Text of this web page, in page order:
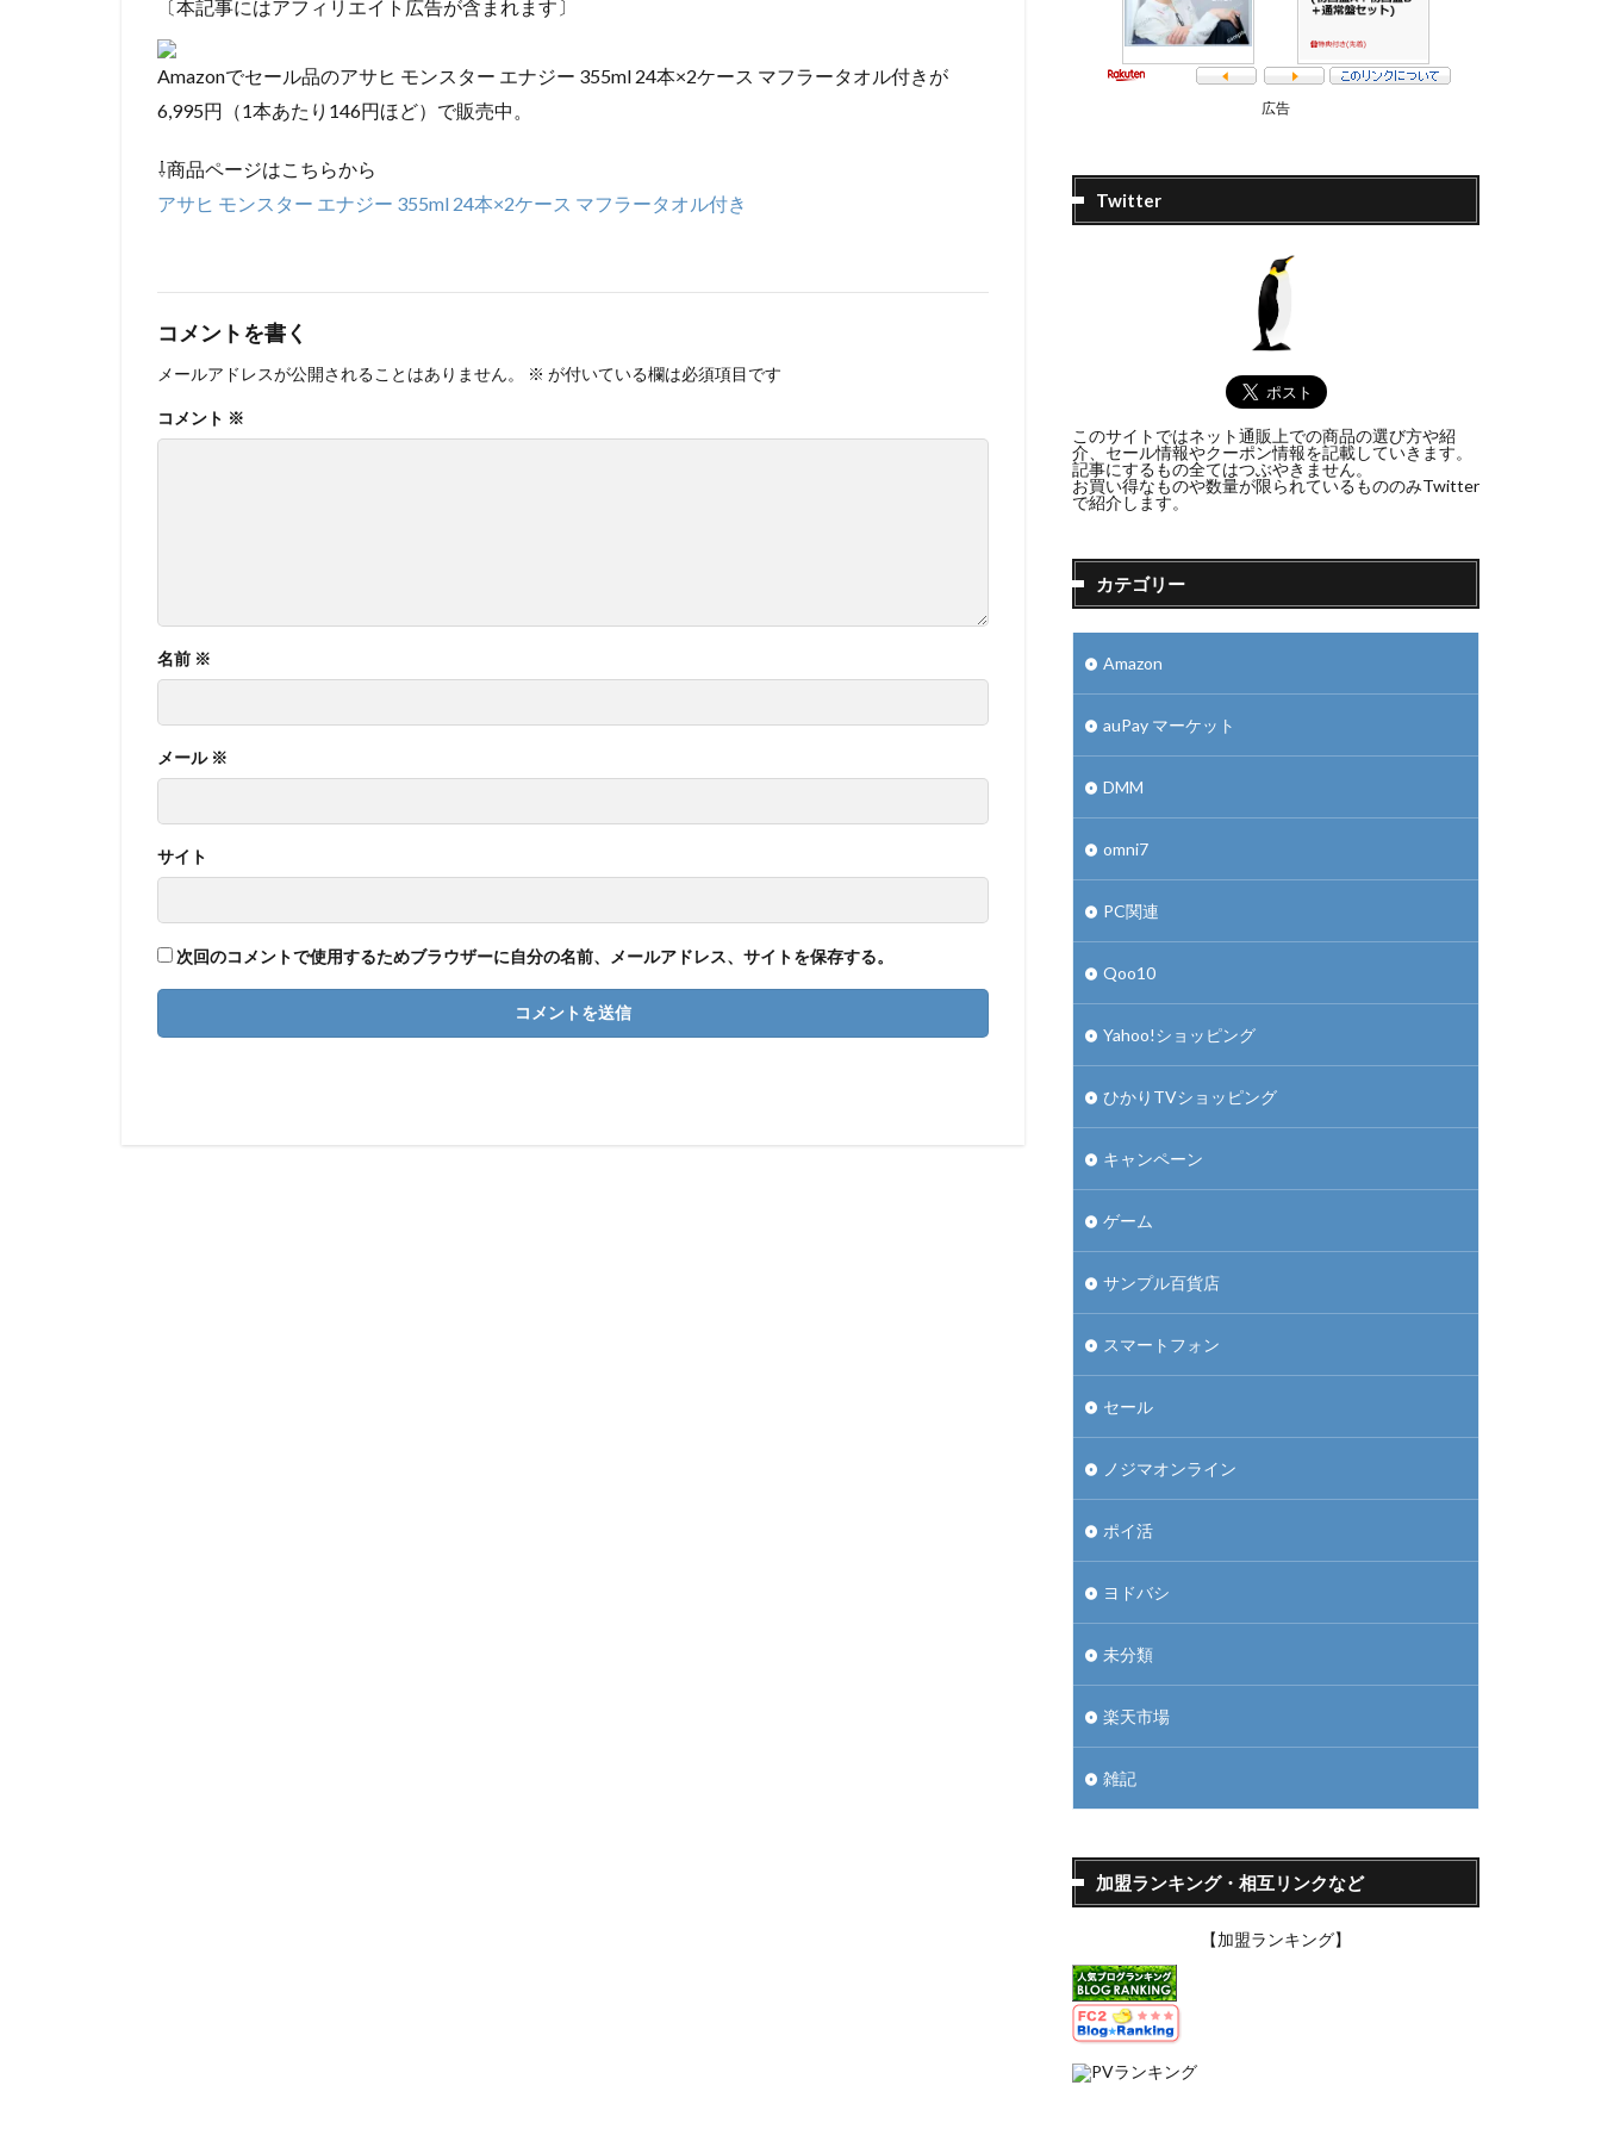
〔本記事にはアフィリエイト広告が含まれます〕
Amazonでセール品のアサヒ モンスター エナジー 355ml 24本×2ケース マフラータオル付きが
6,995円（1本あたり146円ほど）で販売中。
⇩商品ページはこちらから
アサヒ モンスター エナジー 355ml 24本×2ケース マフラータオル付き
コメントを書く
メールアドレスが公開されることはありません。 ※ が付いている欄は必須項目です
コメント ※
名前 ※
メール ※
サイト
次回のコメントで使用するためブラウザーに自分の名前、メールアドレス、サイトを保存する。
広告
Twitter
このサイトではネット通販上での商品の選び方や紹
介、セール情報やクーポン情報を記載していきます。
記事にするもの全てはつぶやきません。
お買い得なものや数量が限られているもののみTwitter
で紹介します。
カテゴリー
Amazon
auPay マーケット
DMM
omni7
PC関連
Qoo10
Yahoo!ショッピング
ひかりTVショッピング
キャンペーン
ゲーム
サンプル百貨店
スマートフォン
セール
ノジマオンライン
ポイ活
ヨドバシ
未分類
楽天市場
雑記
加盟ランキング・相互リンクなど
【加盟ランキング】